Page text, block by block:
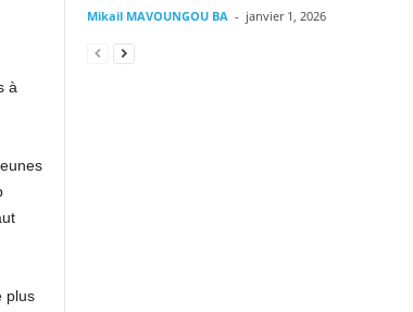
à
plus
Mikail MAVOUNGOU BA - janvier 1, 2026